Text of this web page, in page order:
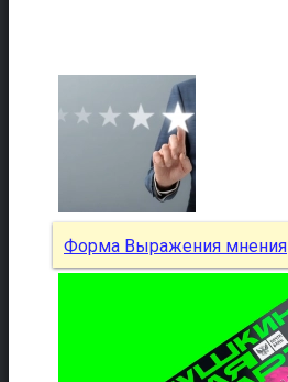
Форма Выражения мнения